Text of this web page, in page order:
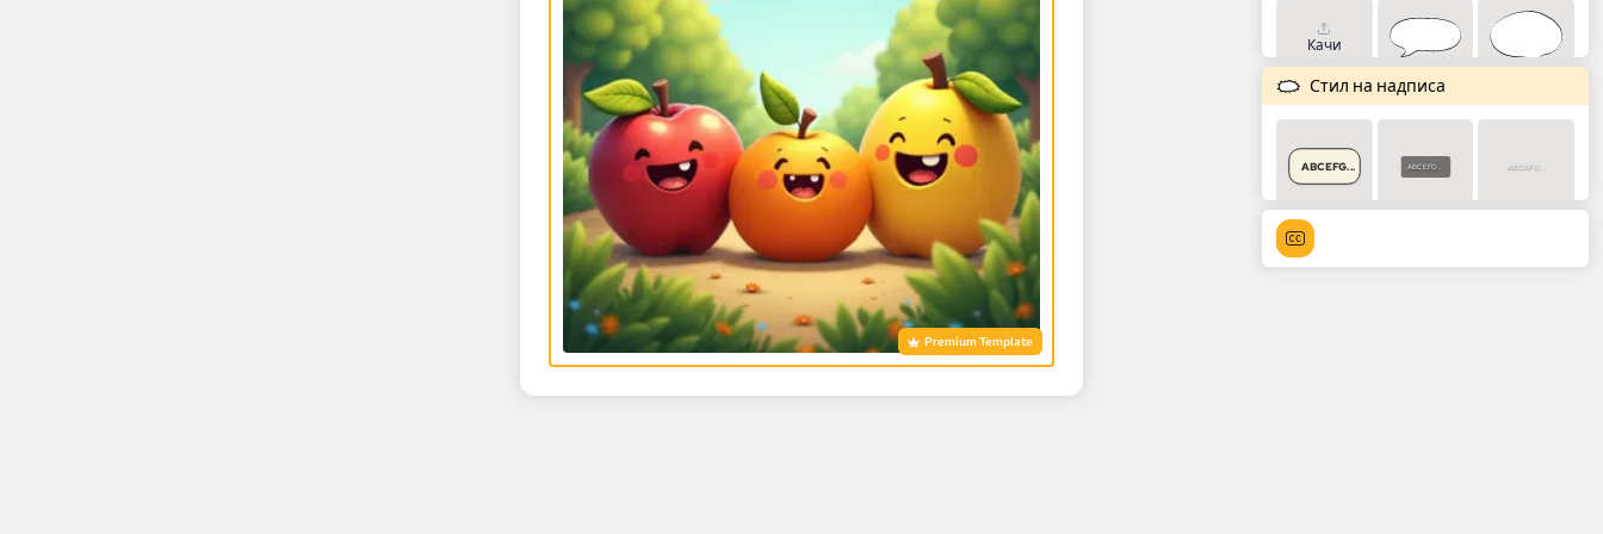
Premium Template
Качи
Стил на надписа
ABCEFG... ABCEFG... ABCEFG...
ABCEFG... ABCEFG...